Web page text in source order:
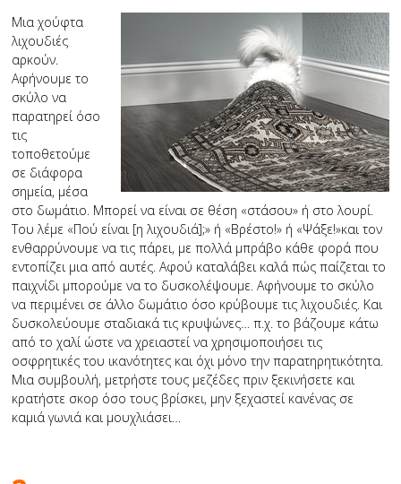
Μια χούφτα
λιχουδιές
αρκούν.
Αφήνουμε το
σκύλο να
παρατηρεί όσο
τις
τοποθετούμε
σε διάφορα
σημεία, μέσα
στο δωμάτιο. Μπορεί να είναι σε θέση «στάσου» ή στο λουρί.
Του λέμε «Πού είναι [η λιχουδιά];» ή «Βρέστο!» ή «Ψάξε!»και τον
ενθαρρύνουμε να τις πάρει, με πολλά μπράβο κάθε φορά που
εντοπίζει μια από αυτές. Αφού καταλάβει καλά πώς παίζεται το
παιχνίδι μπορούμε να το δυσκολέψουμε. Αφήνουμε το σκύλο
να περιμένει σε άλλο δωμάτιο όσο κρύβουμε τις λιχουδιές. Και
δυσκολεύουμε σταδιακά τις κρυψώνες… π.χ. το βάζουμε κάτω
από το χαλί ώστε να χρειαστεί να χρησιμοποιήσει τις
οσφρητικές του ικανότητες και όχι μόνο την παρατηρητικότητα.
Μια συμβουλή, μετρήστε τους μεζέδες πριν ξεκινήσετε και
κρατήστε σκορ όσο τους βρίσκει, μην ξεχαστεί κανένας σε
καμιά γωνιά και μουχλιάσει…